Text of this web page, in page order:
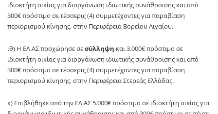
ιδιοκτήτη οικίας για διοργάνωση ιδιωτικής συνάθροισης και από
300€ πρόστιμο σε τέσσερις (4) συμμετέχοντες για παραβίαση
περιορισμού κίνησης, στην Περιφέρεια Βορείου Αιγαίου.
ιθ) Η ΕΛ.ΑΣ προχώρησε σεσύλληψη και 3.000€ πρόστιμο σε
ιδιοκτήτη οικίας για διοργάνωση ιδιωτικής συνάθροισης και από
300€ πρόστιμο σε τέσσερις (4) συμμετέχοντες για παραβίαση
περιορισμού κίνησης, στην Περιφέρεια Στερεάς Ελλάδας.
κ) Επιβλήθηκε από την ΕΛ.ΑΣ 5.000€ πρόστιμο σε ιδιοκτήτη οικίας για